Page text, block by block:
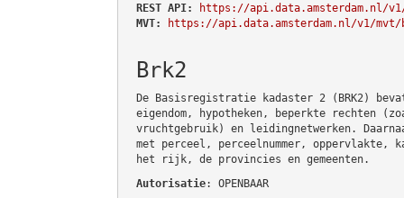
REST API:
https://api.data.amsterdam.nl/
MVT:
https://api.data.amsterdam.nl/v1/mvt/
Brk2
De Basisregistratie kadaster 2 (BRK2)
eigendom, hypotheken, beperkte rechten
vruchtgebruik) en leidingnetwerken.
met perceel, perceelnummer, oppervlakte,
het rijk, de provincies en gemeenten.
Autorisatie: OPENBAAR